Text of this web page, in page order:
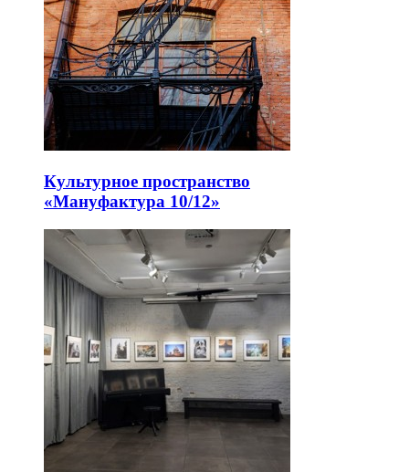
Культурное пространство
«Мануфактура 10/12»